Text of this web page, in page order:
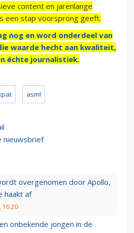
content en jarenlange
een stap voorsprong geeft.
nog en word onderdeel van
waarde hecht aan kwaliteit,
échte journalistiek.
asml
nieuwsbrief
overgenomen door Apollo,
haakt af
16:20
onbekende jongen in de